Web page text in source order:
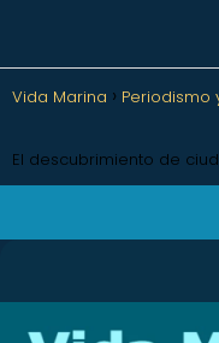
Vida Marina Periodismo
El descubrimiento de